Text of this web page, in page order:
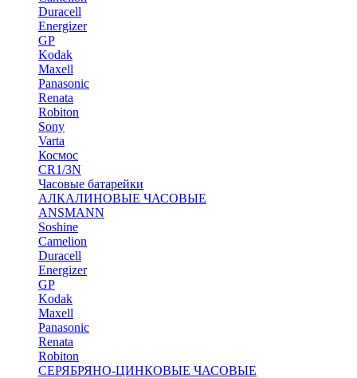
Duracell
Energizer
GP
Kodak
Maxell
Panasonic
Renata
Robiton
Sony
Varta
Космос
CR1/3N
Часовые батарейки
АЛКАЛИНОВЫЕ ЧАСОВЫЕ
ANSMANN
Soshine
Camelion
Duracell
Energizer
GP
Kodak
Maxell
Panasonic
Renata
Robiton
СЕРЯБРЯНО-ЦИНКОВЫЕ ЧАСОВЫЕ